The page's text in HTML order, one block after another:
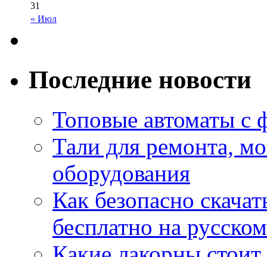
« Июл
31
Последние новости
Топовые автоматы с
Тали для ремонта,
оборудования
Как безопасно
бесплатно на